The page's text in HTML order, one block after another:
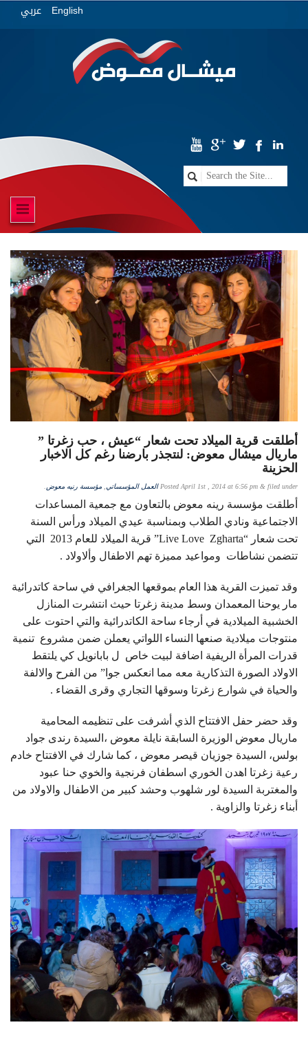
عربي English
أطلقت قرية الميلاد تحت شعار “عيش ، حب زغرتا ”
ماريال ميشال معوض: لنتجذر بارضنا رغم كل الاخبار
الحزينة
Posted April 1st , 2014 at 6:56 pm & filed under العمل المؤسساتي مؤسسة رنيه معوض
أطلقت مؤسسة رينه معوض بالتعاون مع جمعية المساعدات
الاجتماعية ونادي الطلاب وبمناسبة عيدي الميلاد ورأس السنة
تحت شعار “Live Love Zgharta” قرية الميلاد للعام 2013 التي
تتضمن نشاطات ومواعيد مميزة تهم الاطفال وألاولاد .
وقد تميزت القرية هذا العام بموقعها الجغرافي في ساحة كاتدرائية
مار يوحنا المعمدان وسط مدينة زغرتا حيث انتشرت المنازل
الخشبية الميلادية في أرجاء ساحة الكاتدرائية والتي احتوت على
منتوجات ميلادية صنعها النساء اللواتي يعملن ضمن مشروع تنمية
قدرات المرأة الريفية اضافة لبيت خاص ل بابانويل كي يلتقط
الاولاد الصورة التذكارية معه مما انعكس جوا” من الفرح والالفة
والحياة في شوارع زغرتا وسوقها التجاري وقرى القضاء .
وقد حضر حفل الافتتاح الذي أشرفت على تنظيمه المحامية
ماريال معوض الوزيرة السابقة نايلة معوض ،السيدة رندى جواد
بولس، السيدة جوزيان قيصر معوض ، كما شارك في الافتتاح خادم
رعية زغرتا اهدن الخوري اسطفان فرنجية والخوي حنا عبود
والمغتربة السيدة لور شلهوب وحشد كبير من الاطفال والاولاد من
أبناء زغرتا والزاوية .